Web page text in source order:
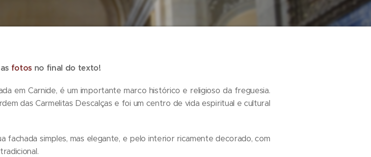
fotosno final do texto!
em Carnide, é um importante marco histórico e religioso da freguesia.
das Carmelitas Descalças e foi um centro de vida espiritual e cultural
fachada simples, mas elegante, e pelo interior ricamente decorado, com